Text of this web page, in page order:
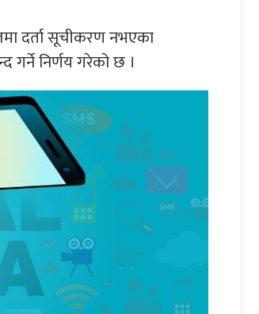
दर्ता सूचीकरण नभएका
निर्णय गरेको छ ।